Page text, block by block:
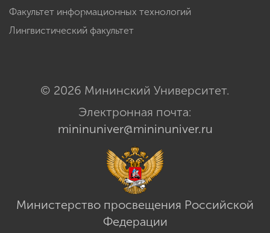
Факультет информационных технологий
Лингвистический факультет
© 2026 Мининский Университет.
Электронная почта:
mininuniver@mininuniver.ru
Министерство просвещения Российской
Федерации